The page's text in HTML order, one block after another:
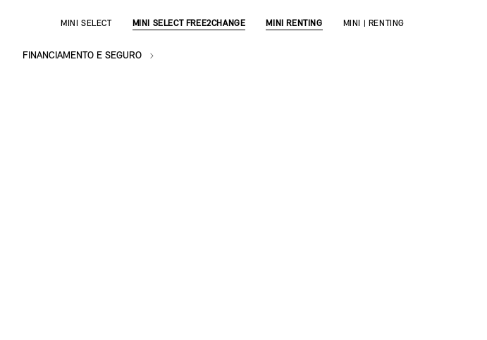
MINI SELECT MINI SELECT FREE2CHANGE MINI RENTING MINI | RENTING
FINANCIAMENTO E SEGURO